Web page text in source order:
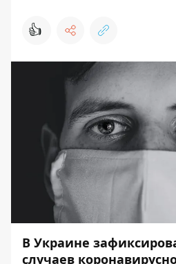
👍
В Украине
случаев